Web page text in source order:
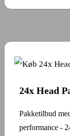
24x Head
Pakketilbud
performance -